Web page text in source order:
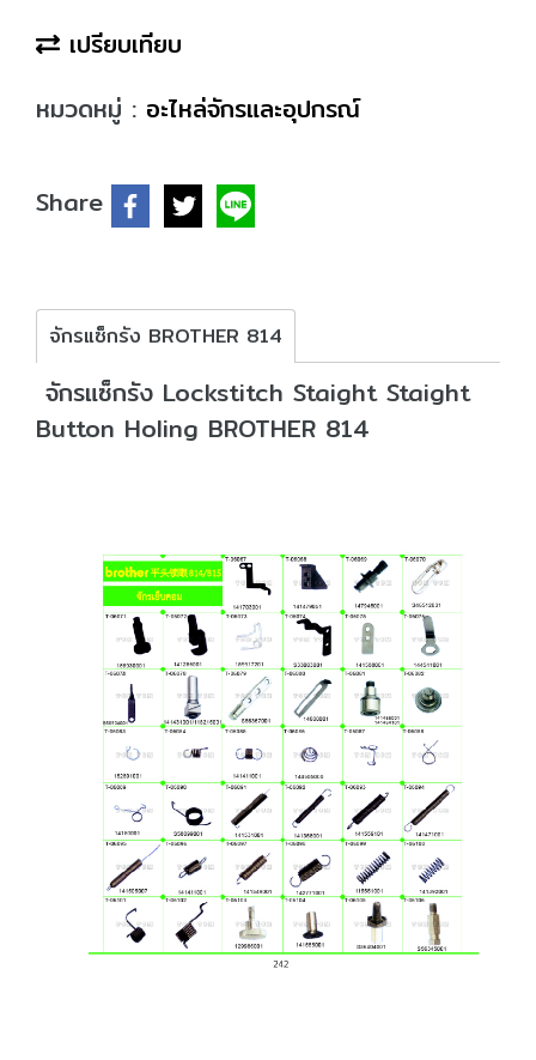
เปรียบเทียบ
หมวดหมู่ : อะไหล่จักรและอุปกรณ์
Share
จักรแซ็กรัง BROTHER 814
จักรแซ็กรัง Lockstitch Staight Staight
Button Holing BROTHER 814